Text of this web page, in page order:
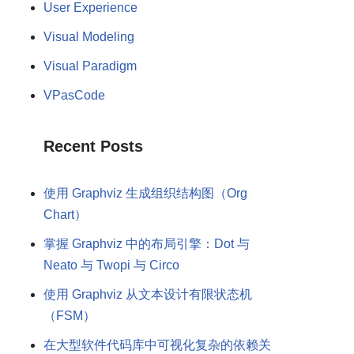
User Experience
Visual Modeling
Visual Paradigm
VPasCode
Recent Posts
使用 Graphviz 生成组织结构图（Org
Chart）
掌握 Graphviz 中的布局引擎：Dot 与
Neato 与 Twopi 与 Circo
使用 Graphviz 从文本设计有限状态机
（FSM）
在大型软件代码库中可视化复杂的依赖关